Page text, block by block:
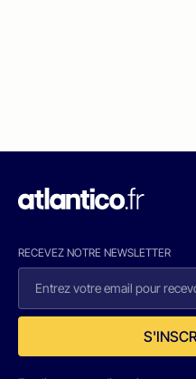
RECEVEZ NOTRE NEWSLETTER